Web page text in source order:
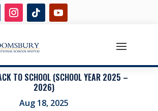
TO SCHOOL (SCHOOL YEAR 2025 –
2026)
Aug 18, 2025